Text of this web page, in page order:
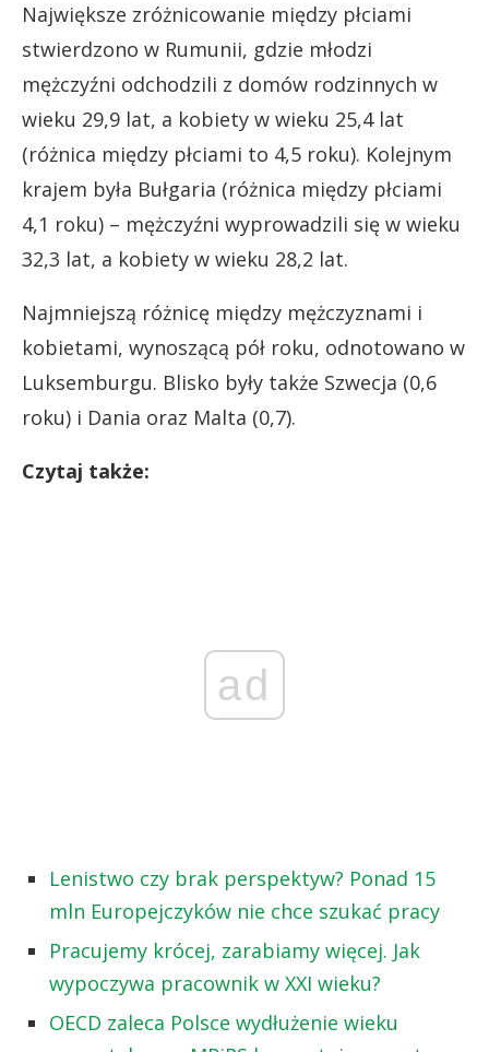
Największe zróżnicowanie między płciami
stwierdzono w Rumunii, gdzie młodzi
mężczyźni odchodzili z domów rodzinnych w
wieku 29,9 lat, a kobiety w wieku 25,4 lat
(różnica między płciami to 4,5 roku). Kolejnym
krajem była Bułgaria (różnica między płciami
4,1 roku) – mężczyźni wyprowadzili się w wieku
32,3 lat, a kobiety w wieku 28,2 lat.
Najmniejszą różnicę między mężczyznami i
kobietami, wynoszącą pół roku, odnotowano w
Luksemburgu. Blisko były także Szwecja (0,6
roku) i Dania oraz Malta (0,7).
Czytaj także:
ad
Lenistwo czy brak perspektyw? Ponad 15
mln Europejczyków nie chce szukać pracy
Pracujemy krócej, zarabiamy więcej. Jak
wypoczywa pracownik w XXI wieku?
OECD zaleca Polsce wydłużenie wieku